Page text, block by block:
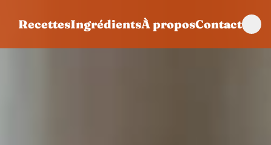
RecettesIngrédientsÀ proposContact